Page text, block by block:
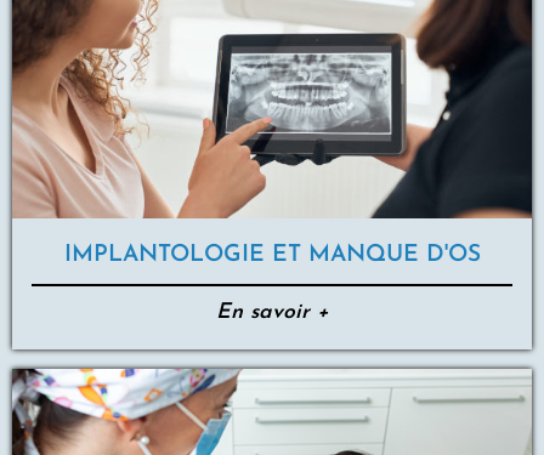
IMPLANTOLOGIE ET MANQUE D'OS
En savoir +